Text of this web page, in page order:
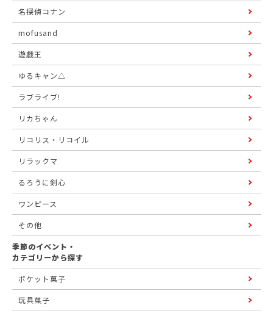
名探偵コナン
mofusand
遊戯王
ゆるキャン△
ラブライブ!
リカちゃん
リコリス・リコイル
リラックマ
るろうに剣心
ワンピース
その他
季節のイベント・
カテゴリーから探す
ポケット菓子
玩具菓子